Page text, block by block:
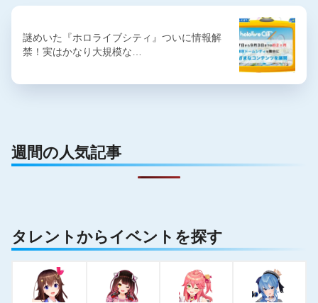
謎めいた『ホロライブシティ』ついに情報解
禁！実はかなり大規模な…
週間の人気記事
タレントからイベントを探す